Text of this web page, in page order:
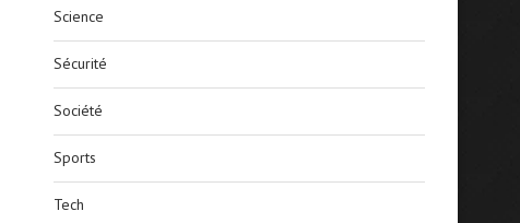
Science
Sécurité
Société
Sports
Tech